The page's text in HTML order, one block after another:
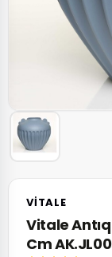
VITALE
Vitale
Cm